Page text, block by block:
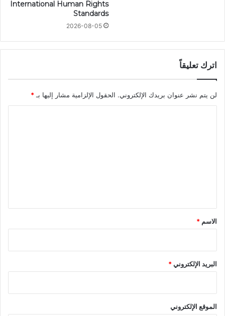
International Human Rights
Standards
2026-08-05
اترك تعليقاً
لن يتم نشر عنوان بريدك الإلكتروني. الحقول الإلزامية مشار إليها بـ *
*
الاسم *
البريد الإلكتروني*
الموقع الإلكتروني